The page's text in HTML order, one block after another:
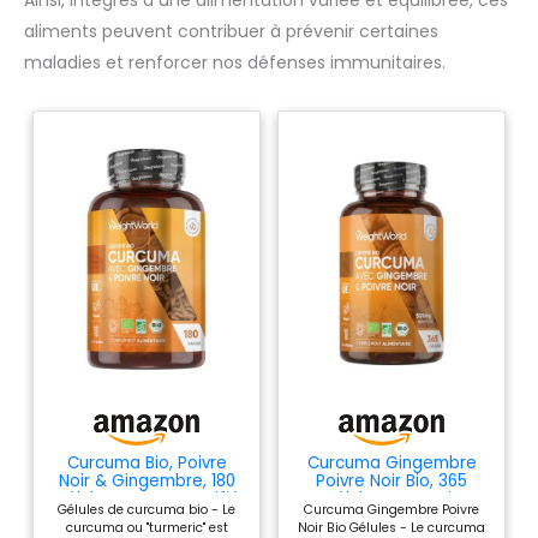
aliments peuvent contribuer à prévenir certaines
maladies et renforcer nos défenses immunitaires.
Curcuma Bio, Poivre
Noir & Gingembre, 180
Gélules Vegan, Certifié
AB
Gélules de curcuma bio - Le
curcuma ou "turmeric" est
Curcuma Gingembre
Poivre Noir Bio, 365
Gélules, Turmeric
Curcumin Capsules
Curcuma Gingembre Poivre
Noir Bio Gélules - Le curcuma